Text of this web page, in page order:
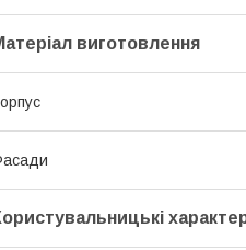
виготовлення